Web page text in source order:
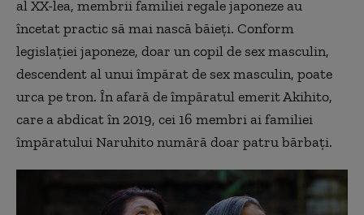
al XX-lea, membrii familiei regale japoneze au
încetat practic să mai nască băieți. Conform
legislației japoneze, doar un copil de sex masculin,
descendent al unui împărat de sex masculin, poate
urca pe tron. În afară de împăratul emerit Akihito,
care a abdicat în 2019, cei 16 membri ai familiei
împăratului Naruhito numără doar patru bărbați.